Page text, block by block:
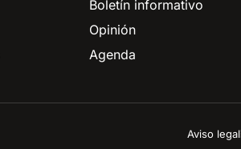
Boletín informativo
Opinión
Agenda
Aviso legal